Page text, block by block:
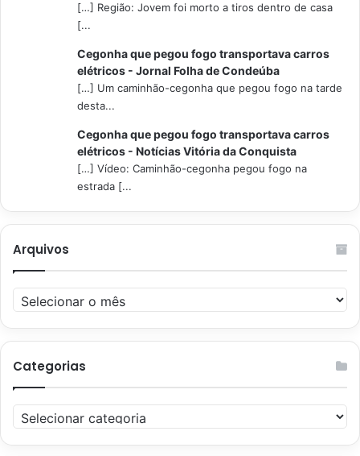
[…] Região: Jovem foi morto a tiros dentro de casa
[...
Cegonha que pegou fogo transportava carros
elétricos - Jornal Folha de Condeúba
[…] Um caminhão-cegonha que pegou fogo na tarde
desta...
Cegonha que pegou fogo transportava carros
elétricos - Notícias Vitória da Conquista
[…] Vídeo: Caminhão-cegonha pegou fogo na
estrada [...
Arquivos
Arquivos
Categorias
Categorias